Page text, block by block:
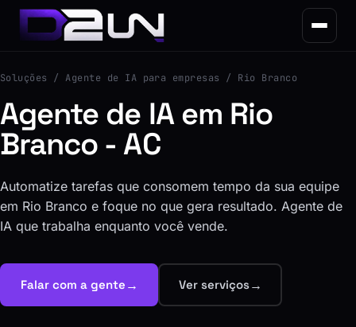
Soluções / Agente de IA para empresas / Rio Branco
Agente de IA em Rio
Branco - AC
Automatize tarefas que consomem tempo da sua equipe
em Rio Branco e foque no que gera resultado. Agente de
IA que trabalha enquanto você vende.
Falar com a gente → Ver serviços→